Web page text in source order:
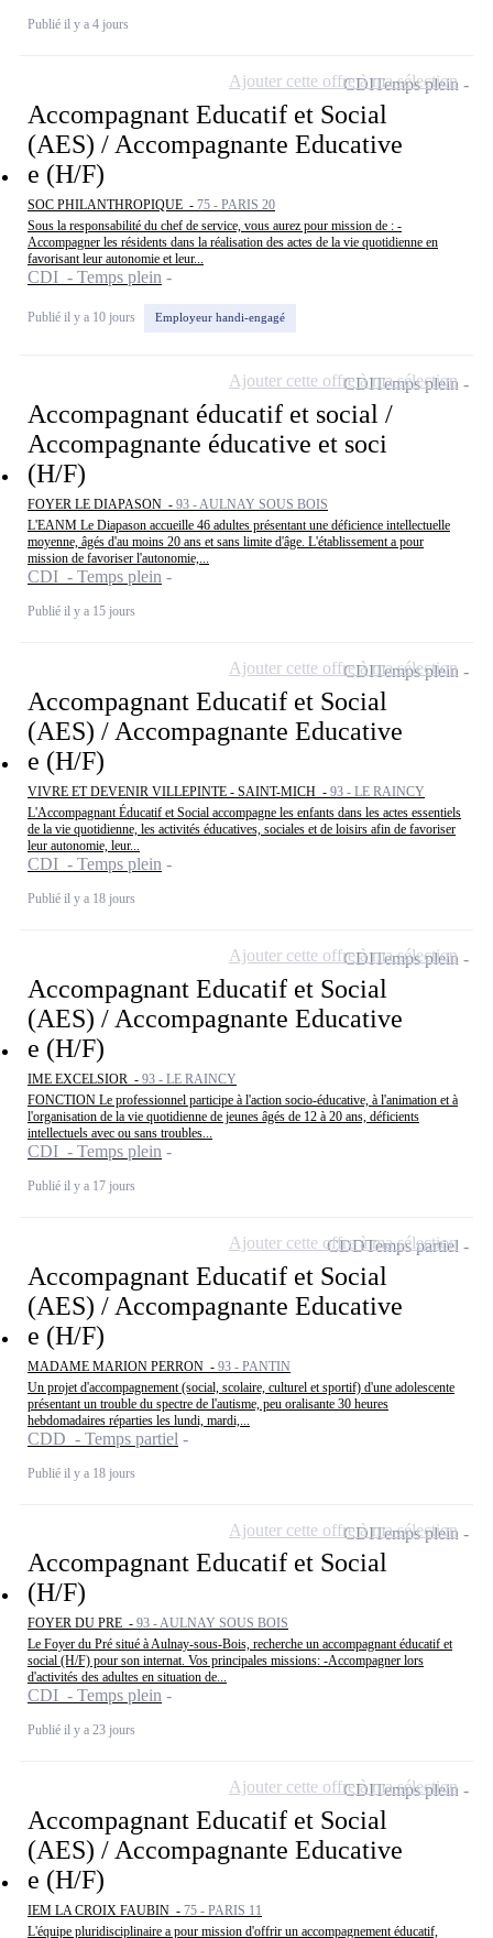
Publié il y a 4 jours
Accompagnant Educatif et Social
(AES) / Accompagnante Educative
e (H/F)
SOC PHILANTHROPIQUE - 75 - PARIS 20
Sous la responsabilité du chef de service, vous aurez pour mission de : -
Accompagner les résidents dans la réalisation des actes de la vie quotidienne en
favorisant leur autonomie et leur...
CDI - Temps plein
Publié il y a 10 jours Employeur handi-engagé
CDITemps plein
Ajouter cette offre à ma sélection
Accompagnant éducatif et social /
Accompagnante éducative et soci
(H/F)
FOYER LE DIAPASON - 93 - AULNAY SOUS BOIS
L'EANM Le Diapason accueille 46 adultes présentant une déficience intellectuelle
moyenne, âgés d'au moins 20 ans et sans limite d'âge. L'établissement a pour
mission de favoriser l'autonomie,...
CDI - Temps plein
Publié il y a 15 jours
CDITemps plein
Ajouter cette offre à ma sélection
Accompagnant Educatif et Social
(AES) / Accompagnante Educative
e (H/F)
VIVRE ET DEVENIR VILLEPINTE - SAINT-MICH - 93 - LE RAINCY
L'Accompagnant Éducatif et Social accompagne les enfants dans les actes essentiels
de la vie quotidienne, les activités éducatives, sociales et de loisirs afin de favoriser
leur autonomie, leur...
CDI - Temps plein
Publié il y a 18 jours
CDITemps plein
Ajouter cette offre à ma sélection
Accompagnant Educatif et Social
(AES) / Accompagnante Educative
e (H/F)
IME EXCELSIOR - 93 - LE RAINCY
FONCTION Le professionnel participe à l'action socio-éducative, à l'animation et à
l'organisation de la vie quotidienne de jeunes âgés de 12 à 20 ans, déficients
intellectuels avec ou sans troubles...
CDI - Temps plein
Publié il y a 17 jours
CDITemps plein
Ajouter cette offre à ma sélection
Accompagnant Educatif et Social
(AES) / Accompagnante Educative
e (H/F)
MADAME MARION PERRON - 93 - PANTIN
Un projet d'accompagnement (social, scolaire, culturel et sportif) d'une adolescente
présentant un trouble du spectre de l'autisme, peu oralisante 30 heures
hebdomadaires réparties les lundi, mardi,...
CDD - Temps partiel
Publié il y a 18 jours
CDDTemps partiel
Ajouter cette offre à ma sélection
Accompagnant Educatif et Social
(H/F)
FOYER DU PRE - 93 - AULNAY SOUS BOIS
Le Foyer du Pré situé à Aulnay-sous-Bois, recherche un accompagnant éducatif et
social (H/F) pour son internat. Vos principales missions: -Accompagner lors
d'activités des adultes en situation de...
CDI - Temps plein
Publié il y a 23 jours
CDITemps plein
Ajouter cette offre à ma sélection
Accompagnant Educatif et Social
(AES) / Accompagnante Educative
e (H/F)
IEM LA CROIX FAUBIN - 75 - PARIS 11
L'équipe pluridisciplinaire a pour mission d'offrir un accompagnement éducatif,
CDITemps plein
Ajouter cette offre à ma sélection